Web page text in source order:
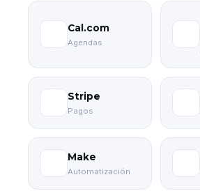
Cal.com
Agendas
Stripe
Pagos
Make
Automatización